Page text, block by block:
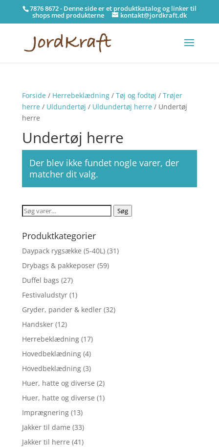
7876 8672 - Denne side er et produktkatalog og linker til
shops med produkterne kontakt@jordkraft.dk
Forside/ Herrebeklædning/ Tøj og fodtøj / Trøjer
herre/ Uldundertøj / Uldundertøj herre/ Undertøj
herre
Undertøj herre
Der blev ikke fundet nogle varer, der
matcher dit valg.
Søg
Søg
Produktkategorier
Daypack rygsække (5-40L) (31)
Drybags & pakkeposer (59)
Duffel bags (27)
Festivaludstyr (1)
Gryder, pander & kedler (32)
Handsker (12)
Herrebeklædning (17)
Hovedbeklædning (4)
Hovedbeklædning (3)
Huer, hatte og diverse (2)
Huer, hatte og diverse (1)
Imprægnering (13)
Jakker til dame (33)
Jakker til herre (41)